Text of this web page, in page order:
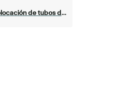
tubos de timpanostomía